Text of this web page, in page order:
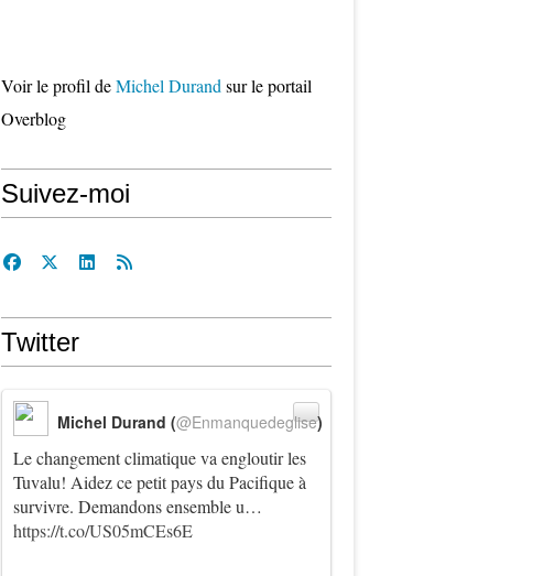
Voir le profil deMichel Durand sur le portail
Overblog
Suivez-moi
Twitter
Le changement climatique va engloutir les
Tuvalu! Aidez ce petit pays du Pacifique à
survivre. Demandons ensemble u…
https://t.co/US05mCEs6E
Michel Durand (@Enmanquedeglise)